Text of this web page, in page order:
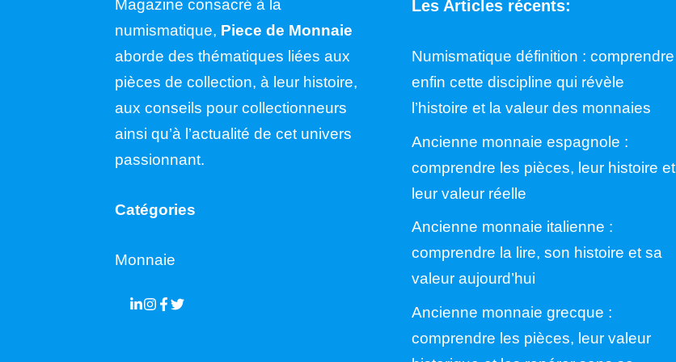
Magazine consacré à la
numismatique, Piece de Monnaie
aborde des thématiques liées aux
pièces de collection, à leur histoire,
aux conseils pour collectionneurs
ainsi qu’à l’actualité de cet univers
passionnant.
Catégories
Monnaie
Les Articles récents:
Numismatique définition : comprendre
enfin cette discipline qui révèle
l’histoire et la valeur des monnaies
Ancienne monnaie espagnole :
comprendre les pièces, leur histoire et
leur valeur réelle
Ancienne monnaie italienne :
comprendre la lire, son histoire et sa
valeur aujourd’hui
Ancienne monnaie grecque :
comprendre les pièces, leur valeur